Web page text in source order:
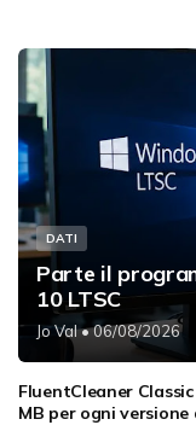
DATI
Parte il
10 LTSC
Jo Val• 06/08/2026
FluentCleaner
MB per ogni